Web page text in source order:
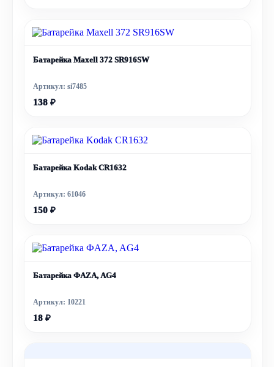
Батарейка Maxell 372 SR916SW
Артикул: si7485
138 ₽
Батарейка Kodak CR1632
Артикул: 61046
150 ₽
Батарейка ФAZA, AG4
Артикул: 10221
18 ₽